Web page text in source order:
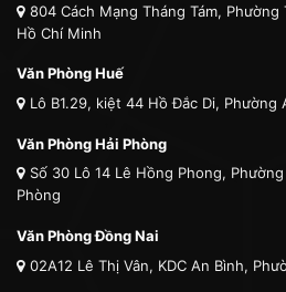
804 Cách Mạng Tháng Tám,
Hồ Chí Minh
Văn Phòng Huế
Lô B1.29, kiệt 44 Hồ Đắc Di, Phường
Văn Phòng Hải Phòng
Số 30 Lô 14 Lê Hồng Phong,
Phòng
Văn Phòng Đồng Nai
02A12 Lê Thị Vân, KDC An Bình,